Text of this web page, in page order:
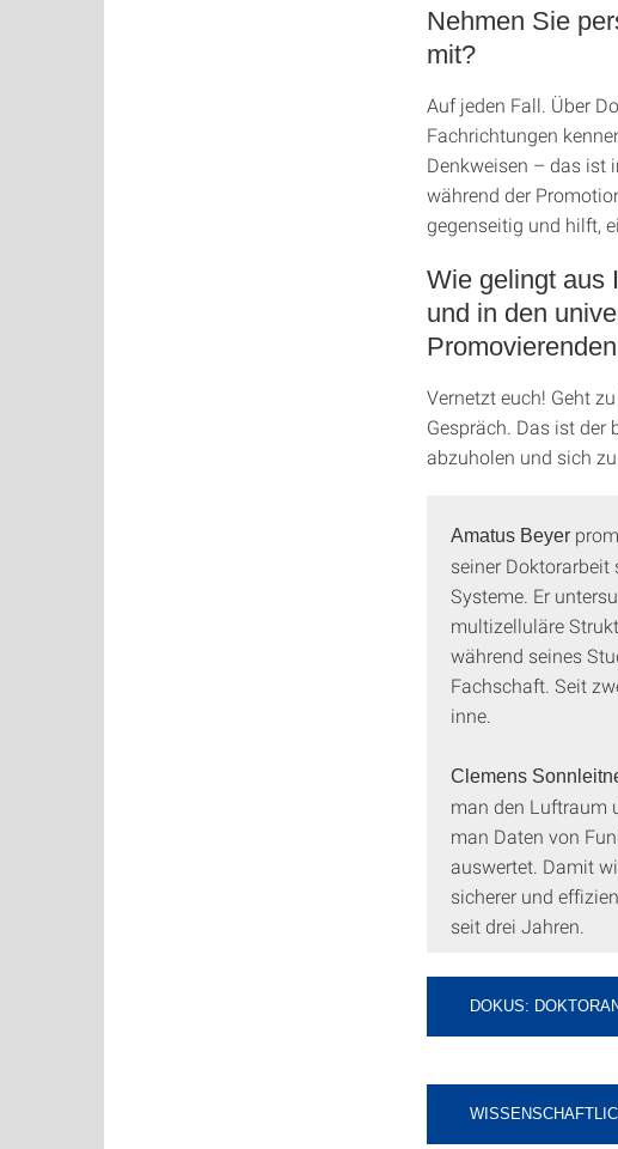
Nehmen Sie
mit?
Auf jeden Fall. Über
Fachrichtungen
Denkweisen – das ist
während der
gegenseitig und hilft,
Wie gelingt aus
und in den
Vernetzt euch! Geht
Gespräch. Das ist der
abzuholen und sich
Amatus Beyer
seiner
Systeme. Er
multizelluläre
während seines
Fachschaft. Seit
inne.
Clemens
man den Luftraum
man Daten von
auswertet. Damit
sicherer und
seit drei Jahren.
DOKUS: